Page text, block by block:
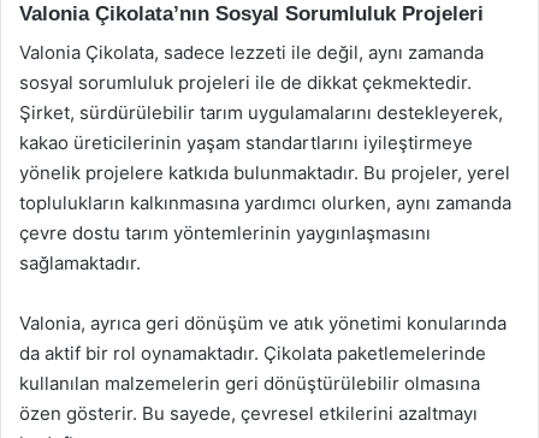
Valonia Çikolata’nın Sosyal Sorumluluk Projeleri
Valonia Çikolata, sadece lezzeti ile değil, aynı zamanda
sosyal sorumluluk projeleri ile de dikkat çekmektedir.
Şirket, sürdürülebilir tarım uygulamalarını destekleyerek,
kakao üreticilerinin yaşam standartlarını iyileştirmeye
yönelik projelere katkıda bulunmaktadır. Bu projeler, yerel
toplulukların kalkınmasına yardımcı olurken, aynı zamanda
çevre dostu tarım yöntemlerinin yaygınlaşmasını
sağlamaktadır.
Valonia, ayrıca geri dönüşüm ve atık yönetimi konularında
da aktif bir rol oynamaktadır. Çikolata paketlemelerinde
kullanılan malzemelerin geri dönüştürülebilir olmasına
özen gösterir. Bu sayede, çevresel etkilerini azaltmayı